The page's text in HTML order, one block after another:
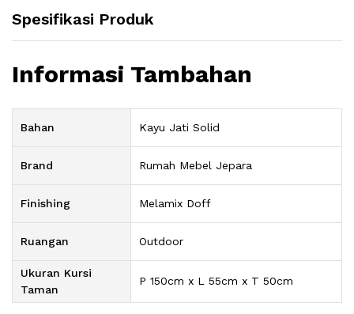
Spesifikasi Produk
Informasi Tambahan
Bahan Kayu Jati Solid
Brand Rumah Mebel Jepara
Finishing Melamix Doff
Ruangan Outdoor
Ukuran Kursi
Taman
P 150cm x L 55cm x T 50cm